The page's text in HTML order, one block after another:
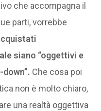
che accompagna il
parti, vorrebbe
siano “oggettivi e
Che cosa poi
non è molto chiaro,
una realtà oggettiva